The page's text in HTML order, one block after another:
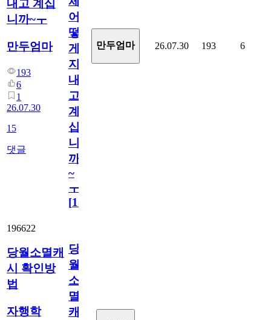
내고 계십
니까~ㅜ
만두엄마
193
6
1
26.07.30
15
댓글
어
떻
게
지
내
고
계
십
니
까
~
ㅜ
[15
만두엄마 26.07.30 193 6
196622
당월소멸캐
시 확인방
법
자행학
당
월
소
멸
캐